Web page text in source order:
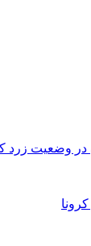
وضعیت زرد